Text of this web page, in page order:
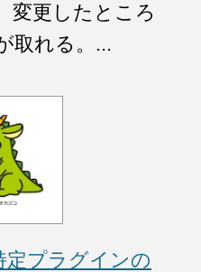
変更したところ
取れる。...
定プラグインの